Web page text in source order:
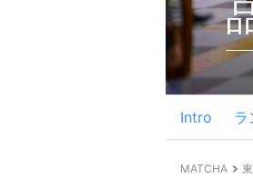
Intro ラ
MATCHA